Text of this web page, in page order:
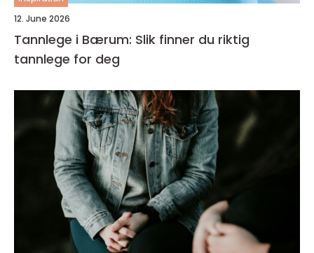
12. June 2026
Tannlege i Bærum: Slik finner du riktig
tannlege for deg